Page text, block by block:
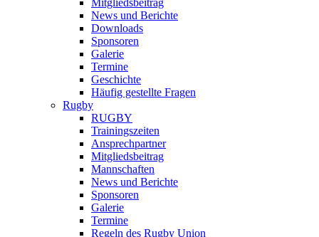
Mitgliedsbeitrag
News und Berichte
Downloads
Sponsoren
Galerie
Termine
Geschichte
Häufig gestellte Fragen
Rugby
RUGBY
Trainingszeiten
Ansprechpartner
Mitgliedsbeitrag
Mannschaften
News und Berichte
Sponsoren
Galerie
Termine
Regeln des Rugby Union